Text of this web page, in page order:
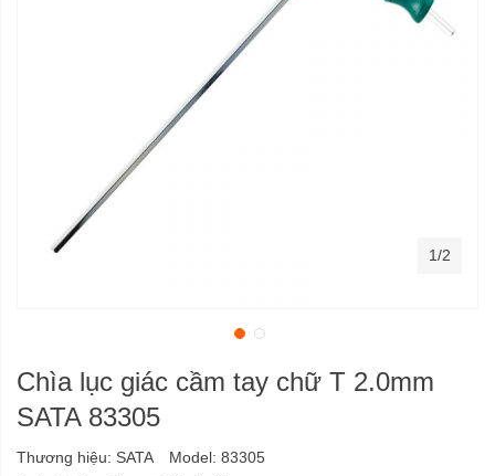
Chìa lục giác cầm tay chữ T 2.0mm
SATA 83305
Thương hiệu: SATA Model: 83305
1/2